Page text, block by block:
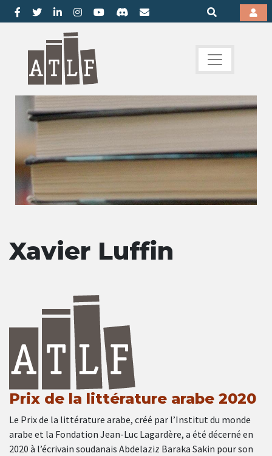
Xavier Luffin
Prix de la littérature arabe 2020
Le Prix de la littérature arabe, créé par l’Institut du monde
arabe et la Fondation Jean-Luc Lagardère, a été décerné en
2020 à l’écrivain soudanais Abdelaziz Baraka Sakin pour son